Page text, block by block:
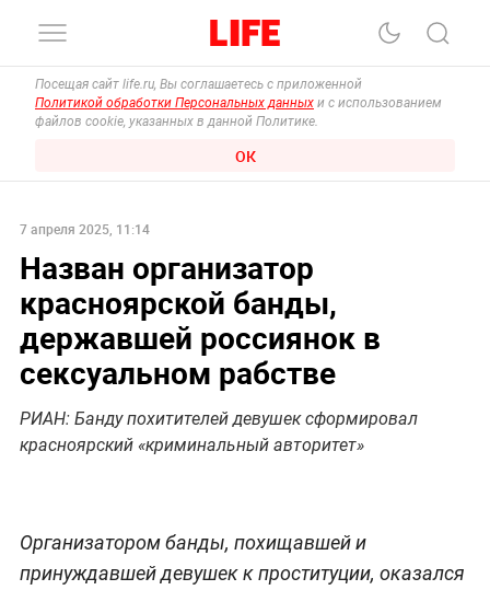
Посещая сайт life.ru, Вы соглашаетесь с приложенной
Политикой обработки Персональных данных и с использованием
файлов cookie, указанных в данной Политике.
ОК
7 апреля 2025, 11:14
Назван организатор
красноярской банды,
державшей россиянок в
сексуальном рабстве
РИАН: Банду похитителей девушек сформировал
красноярский «криминальный авторитет»
Организатором банды, похищавшей и
принуждавшей девушек к проституции, оказался